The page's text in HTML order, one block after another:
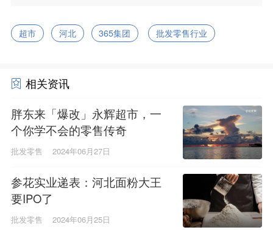
超市 河北 365集团 批发零售行业
相关资讯
胖东来「爆改」永辉超市，一
个你学不会的零售传奇
批发零售 2024年06月27日
参花实业递表：河北面粉大王
要IPO了
批发零售 2024年06月25日